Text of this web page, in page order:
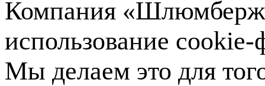
Компания
использование
Мы делаем это для